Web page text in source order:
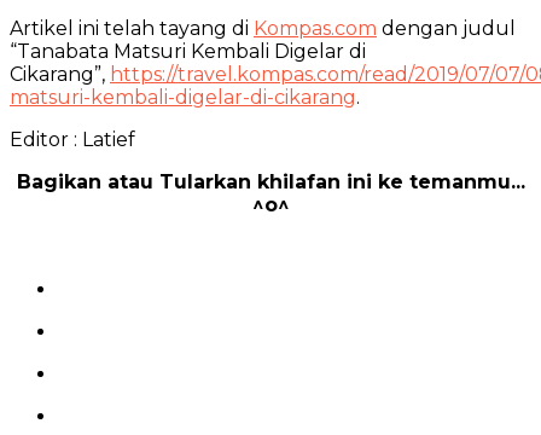
Artikel ini telah tayang di Kompas.com dengan judul
“Tanabata Matsuri Kembali Digelar di
Cikarang”, https://travel.kompas.com/read/2019/07/07/
matsuri-kembali-digelar-di-cikarang.
Editor : Latief
Bagikan atau Tularkan khilafan ini ke temanmu...
^o^